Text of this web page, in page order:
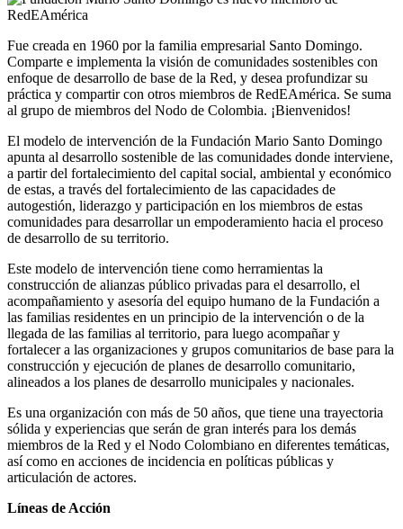
Fue creada en 1960 por la familia empresarial Santo Domingo.
Comparte e implementa la visión de comunidades sostenibles con
enfoque de desarrollo de base de la Red, y desea profundizar su
práctica y compartir con otros miembros de RedEAmérica. Se suma
al grupo de miembros del Nodo de Colombia. ¡Bienvenidos!
El modelo de intervención de la Fundación Mario Santo Domingo
apunta al desarrollo sostenible de las comunidades donde interviene,
a partir del fortalecimiento del capital social, ambiental y económico
de estas, a través del fortalecimiento de las capacidades de
autogestión, liderazgo y participación en los miembros de estas
comunidades para desarrollar un empoderamiento hacia el proceso
de desarrollo de su territorio.
Este modelo de intervención tiene como herramientas la
construcción de alianzas público privadas para el desarrollo, el
acompañamiento y asesoría del equipo humano de la Fundación a
las familias residentes en un principio de la intervención o de la
llegada de las familias al territorio, para luego acompañar y
fortalecer a las organizaciones y grupos comunitarios de base para la
construcción y ejecución de planes de desarrollo comunitario,
alineados a los planes de desarrollo municipales y nacionales.
Es una organización con más de 50 años, que tiene una trayectoria
sólida y experiencias que serán de gran interés para los demás
miembros de la Red y el Nodo Colombiano en diferentes temáticas,
así como en acciones de incidencia en políticas públicas y
articulación de actores.
Líneas de Acción